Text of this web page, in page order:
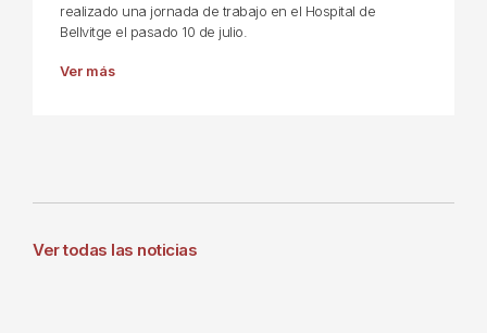
realizado una jornada de trabajo en el Hospital de
Bellvitge el pasado 10 de julio.
Ver más
Ver todas las noticias